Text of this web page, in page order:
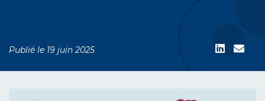
Publié le 19 juin 2025